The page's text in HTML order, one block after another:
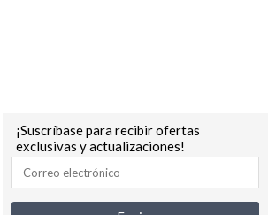
¡Suscríbase para recibir ofertas
exclusivas y actualizaciones!